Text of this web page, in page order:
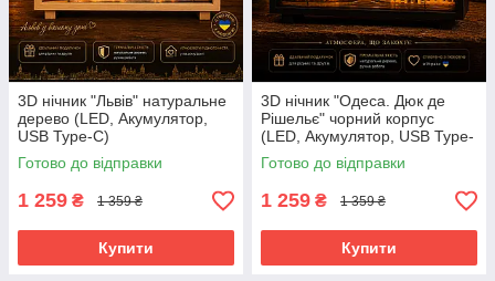
3D нічник "Львів" натуральне
дерево (LED, Акумулятор,
USB Type-C)
Готово до відправки
1 259 ₴ 1 359 ₴
Купити
3D нічник "Одеса. Дюк де
Рішельє" чорний корпус
(LED, Акумулятор, USB Type-
C)
Готово до відправки
1 259 ₴ 1 359 ₴
Купити